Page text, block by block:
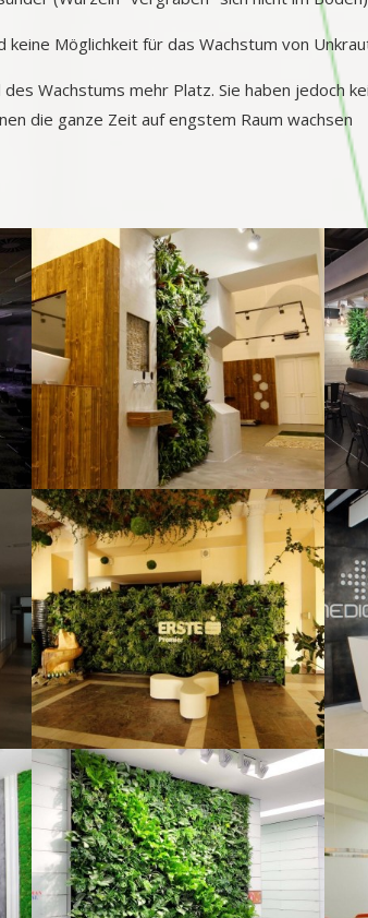
keine Möglichkeit für das Wachstum von
Wachstums mehr Platz. Sie haben jedoch
die ganze Zeit auf engstem Raum wachsen